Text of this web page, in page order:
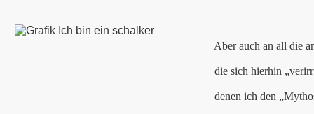
Aber auch an all die
die sich hierhin
denen ich den